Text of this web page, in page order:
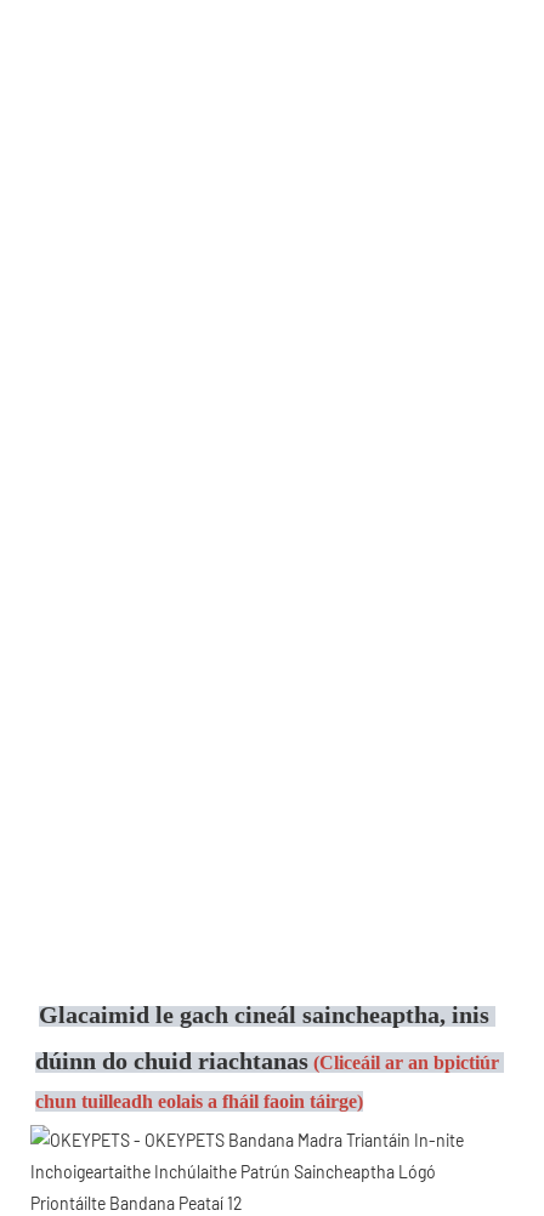
Glacaimid le gach cineál saincheaptha, inis
dúinn do chuid riachtanas (Cliceáil ar an bpictiúr
chun tuilleadh eolais a fháil faoin táirge)